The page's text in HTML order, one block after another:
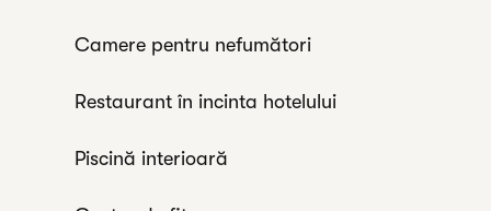
Camere pentru nefumători
Restaurant în incinta hotelului
Piscină interioară